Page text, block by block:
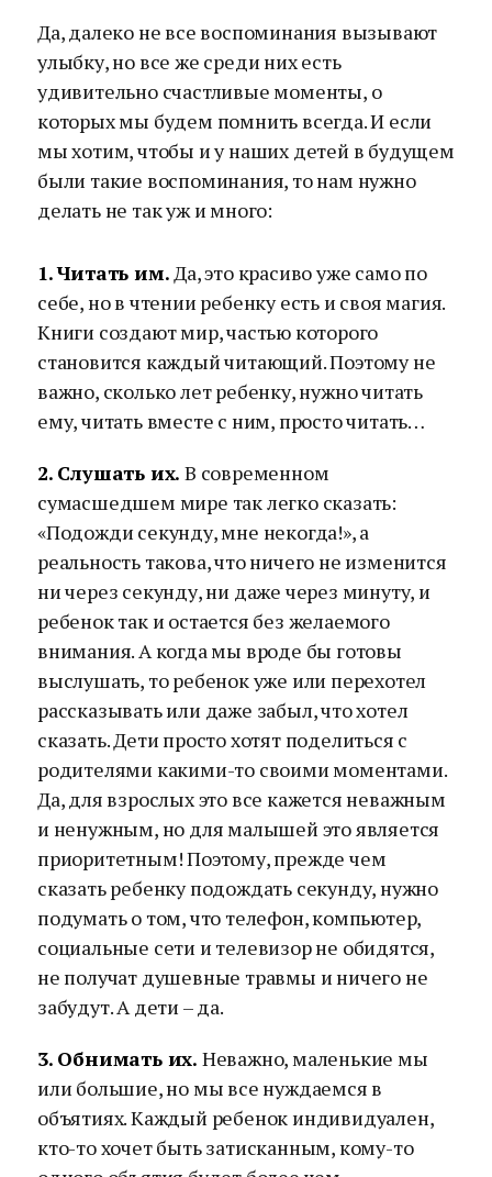
Да, далеко не все воспоминания вызывают
улыбку, но все же среди них есть
удивительно счастливые моменты, о
которых мы будем помнить всегда. И если
мы хотим, чтобы и у наших детей в будущем
были такие воспоминания, то нам нужно
делать не так уж и много:
1. Читать им.Да, это красиво уже само по
себе, но в чтении ребенку есть и своя магия.
Книги создают мир, частью которого
становится каждый читающий. Поэтому не
важно, сколько лет ребенку, нужно читать
ему, читать вместе с ним, просто читать…
2. Слушать их. В современном
сумасшедшем мире так легко сказать:
«Подожди секунду, мне некогда!», а
реальность такова, что ничего не изменится
ни через секунду, ни даже через минуту, и
ребенок так и остается без желаемого
внимания. А когда мы вроде бы готовы
выслушать, то ребенок уже или перехотел
рассказывать или даже забыл, что хотел
сказать. Дети просто хотят поделиться с
родителями какими-то своими моментами.
Да, для взрослых это все кажется неважным
и ненужным, но для малышей это является
приоритетным! Поэтому, прежде чем
сказать ребенку подождать секунду, нужно
подумать о том, что телефон, компьютер,
социальные сети и телевизор не обидятся,
не получат душевные травмы и ничего не
забудут. А дети – да.
3. Обнимать их. Неважно, маленькие мы
или большие, но мы все нуждаемся в
объятиях. Каждый ребенок индивидуален,
кто-то хочет быть затисканным, кому-то